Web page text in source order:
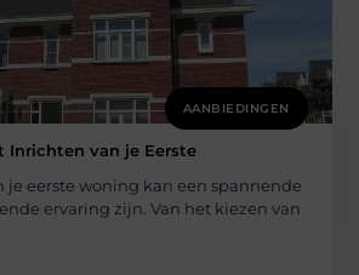
AANBIEDINGEN
Inrichten van je Eerste
je eerste woning kan een spannende
ervaring zijn. Van het kiezen van